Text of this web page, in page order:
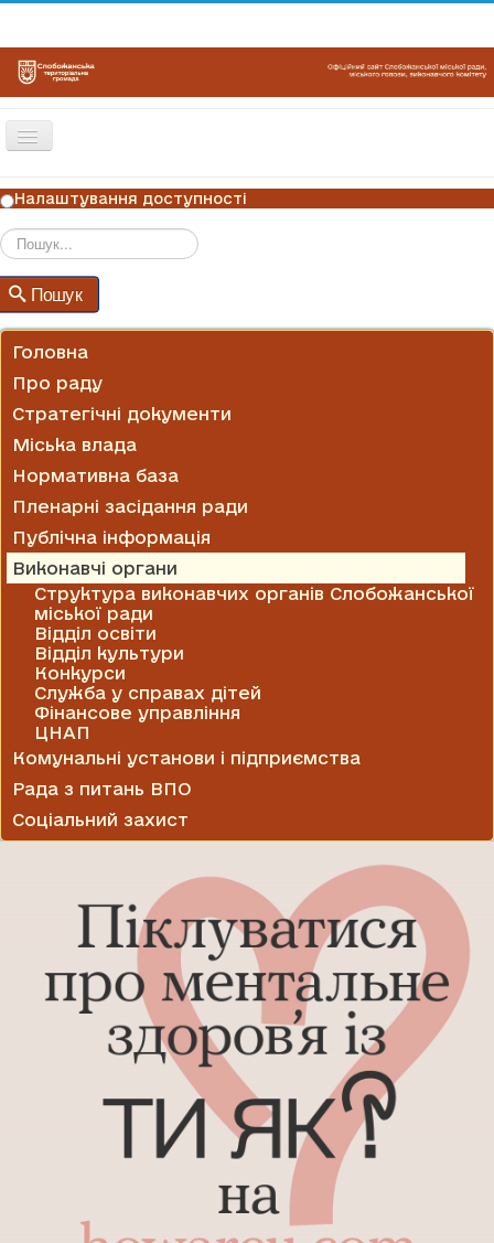
Перемикач
ГОЛОВНА
НОВИНИ
ОГОЛОШЕННЯ
ГРАФІКИ ПРИЙОМУ
Налаштування доступності
Пошук
Головна
Про раду
Стратегічні документи
Міська влада
Нормативна база
Пленарні засідання ради
Публічна інформація
Виконавчі органи
Структура виконавчих органів Слобожанської
міської ради
Відділ освіти
Відділ культури
Конкурси
Служба у справах дітей
Фінансове управління
ЦНАП
Комунальні установи і підприємства
Рада з питань ВПО
Соціальний захист